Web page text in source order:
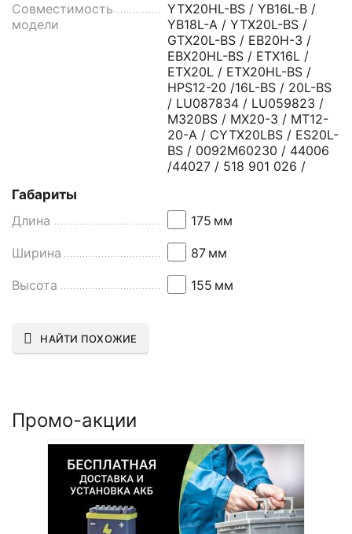
Совместимость
модели
YTX20HL-BS / YB16L-B /
YB18L-A / YTX20L-BS /
GTX20L-BS / EB20H-3 /
EBX20HL-BS / ETX16L /
ETX20L / ETX20HL-BS /
HPS12-20 /16L-BS / 20L-BS
/ LU087834 / LU059823 /
M320BS / MX20-3 / MT12-
20-A / CYTX20LBS / ES20L-
BS / 0092M60230 / 44006
/44027 / 518 901 026 /
Габариты
Длина
175 мм
Ширина 87 мм
Высота 155 мм
НАЙТИ ПОХОЖИЕ
Промо-акции